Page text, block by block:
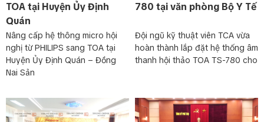
TOA tại Huyện Ủy Định
Quán
Nâng cấp hệ thông micro hội
nghị từ PHILIPS sang TOA tại
Huyện Ủy Định Quán – Đồng
Nai Sản
780 tại văn phòng Bộ Y Tế
Đội ngũ kỹ thuật viên TCA vừa
hoàn thành lắp đặt hệ thống âm
thanh hội thảo TOA TS-780 cho